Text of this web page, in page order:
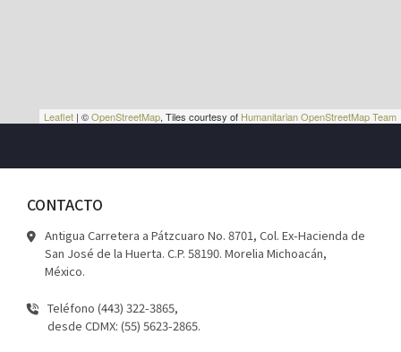
Leaflet | ©OpenStreetMap, Tiles courtesy of Humanitarian OpenStreetMap Team
CONTACTO
Antigua Carretera a Pátzcuaro No. 8701, Col. Ex-Hacienda de
San José de la Huerta. C.P. 58190. Morelia Michoacán,
México.
Teléfono (443) 322-3865,
desde CDMX: (55) 5623-2865.